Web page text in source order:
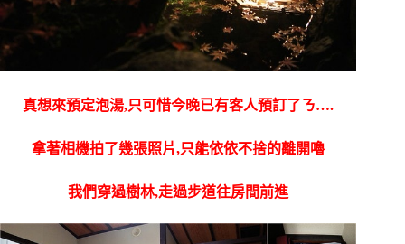
真想來預定泡湯,只可惜今晚已有客人預訂了ㄋ….
拿著相機拍了幾張照片,只能依依不捨的離開嚕
我們穿過樹林,走過步道往房間前進